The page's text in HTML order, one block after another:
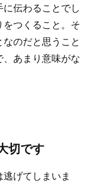
伝わることでし
つくること。そ
のだと思うこと
あまり意味がな
切です
げてしまいま